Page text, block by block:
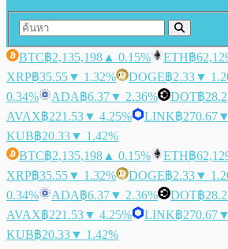
BTC฿2,135,198 ▲ 0.15% ETH฿
XRP฿35.55▼ 1.32% DOGE฿2.33▼
0.34%
ADA฿6.37▼ 2.36% DOT฿
AVAX฿221.53▼ 4.25% LINK฿270.67
KUB฿20.33▼ 1.42%
BTC฿2,135,198 ▲ 0.15% ETH฿
XRP฿35.55▼ 1.32% DOGE฿2.33▼
0.34%
ADA฿6.37▼ 2.36% DOT฿
AVAX฿221.53▼ 4.25% LINK฿270.67
KUB฿20.33▼ 1.42%